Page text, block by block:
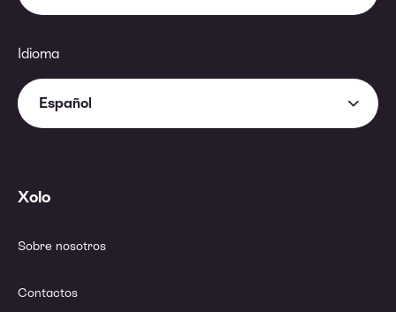
Idioma
Español
Xolo
Sobre nosotros
Contactos